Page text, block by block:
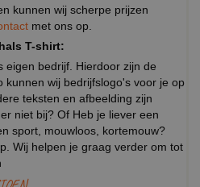
kunnen wij scherpe prijzen
met ons op.
T-shirt:
eigen bedrijf. Hierdoor zijn de
kunnen wij bedrijfslogo's voor je op
teksten en afbeelding zijn
niet bij? Of Heb je liever een
sport, mouwloos, kortemouw?
Wij helpen je graag verder om tot